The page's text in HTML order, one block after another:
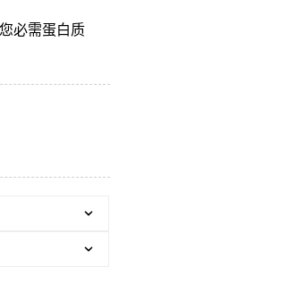
必需蛋白质